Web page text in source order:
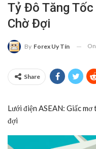
Tỷ Đô Tăng
Chờ Đợi
By Forex Uy Tín On
Share
Lưới điện ASEAN: Giấc
đợi